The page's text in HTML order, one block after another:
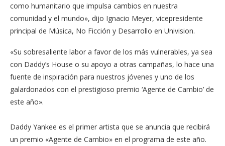
como humanitario que impulsa cambios en nuestra
comunidad y el mundo», dijo Ignacio Meyer, vicepresidente
principal de Música, No Ficción y Desarrollo en Univision.
«Su sobresaliente labor a favor de los más vulnerables, ya sea
con Daddy’s House o su apoyo a otras campañas, lo hace una
fuente de inspiración para nuestros jóvenes y uno de los
galardonados con el prestigioso premio ‘Agente de Cambio’ de
este año».
Daddy Yankee es el primer artista que se anuncia que recibirá
un premio «Agente de Cambio» en el programa de este año.